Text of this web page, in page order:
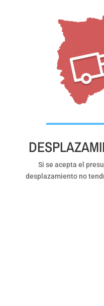
Si se acepta el
desplazamiento no